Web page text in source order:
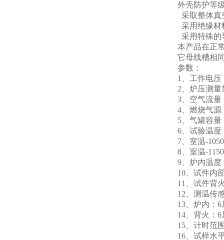
外壳防护等
采取整体真
采用绝缘材
采用特殊的
本产品在正
它母线槽相
参数：
1、工作电压
2、炉压测量
3、空气流量
4、燃烧气
5、气罐容量
6、试验温度
7、室温-
8、室温-
9、炉内温
10、试件内
11、试件背
12、测温传
13、炉内：
14、背火：
15、计时范
16、试样水